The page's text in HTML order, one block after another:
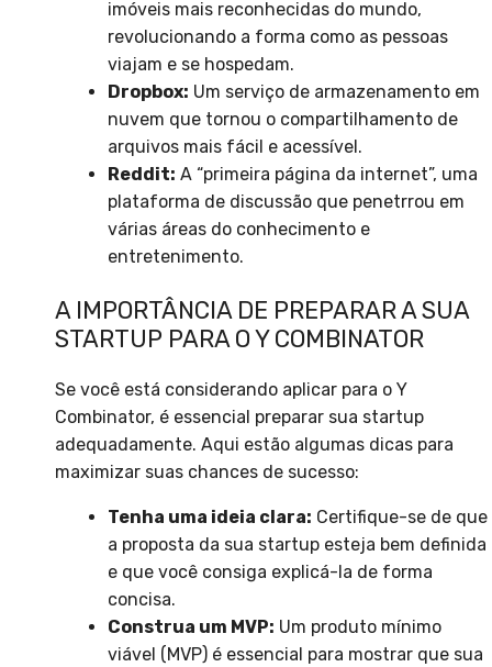
imóveis mais reconhecidas do mundo,
revolucionando a forma como as pessoas
viajam e se hospedam.
Dropbox: Um serviço de armazenamento em
nuvem que tornou o compartilhamento de
arquivos mais fácil e acessível.
Reddit: A “primeira página da internet”, uma
plataforma de discussão que penetrrou em
várias áreas do conhecimento e
entretenimento.
A IMPORTÂNCIA DE PREPARAR A SUA
STARTUP PARA O Y COMBINATOR
Se você está considerando aplicar para o Y
Combinator, é essencial preparar sua startup
adequadamente. Aqui estão algumas dicas para
maximizar suas chances de sucesso:
Tenha uma ideia clara: Certifique-se de que
a proposta da sua startup esteja bem definida
e que você consiga explicá-la de forma
concisa.
Construa um MVP: Um produto mínimo
viável (MVP) é essencial para mostrar que sua